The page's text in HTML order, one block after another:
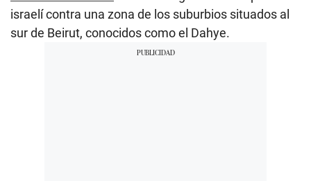
israelí contra una zona de los suburbios situados al
sur de Beirut, conocidos como el Dahye.